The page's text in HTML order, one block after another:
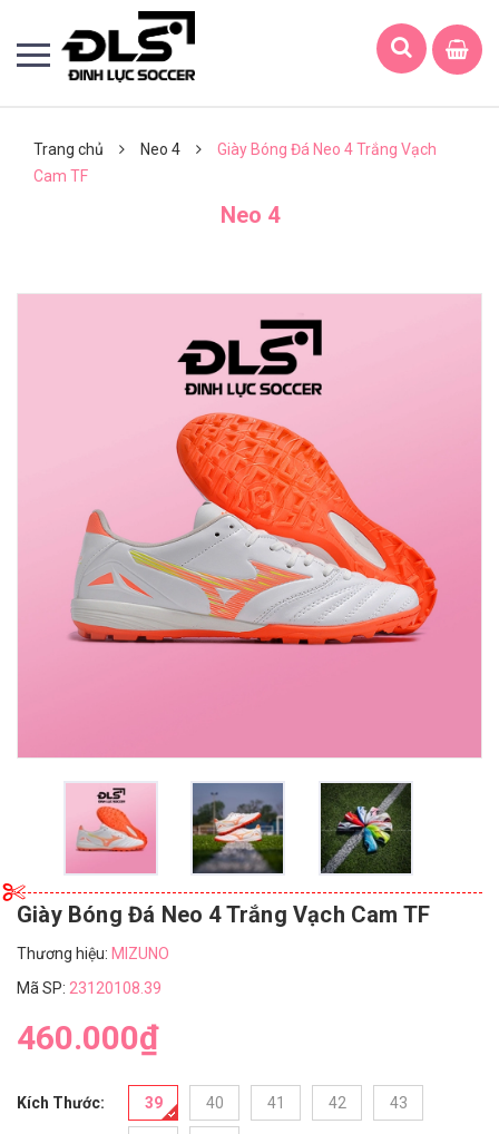
Trang chủ Neo 4
Giày Bóng Đá Neo 4 Trắng Vạch
Cam TF
Neo 4
Giày Bóng Đá Neo 4 Trắng Vạch Cam TF
Thương hiệu: MIZUNO
Mã SP: 23120108.39
460.000₫
Kích Thước: 39 40 41 42 43